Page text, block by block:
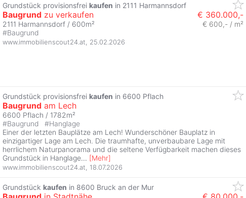
Grundstück provisionsfrei kaufen in 2111 Harmannsdorf
Baugrund zu verkaufen € 360.000,-
2111 Harmannsdorf / 600m²
€ 600,- / m²
#Baugrund
www.immobilienscout24.at 25.02.2026
Grundstück provisionsfrei kaufen in 6600 Pflach
Baugrund am Lech
6600 Pflach / 1782m²
#Baugrund #Hanglage
Einer der letzten Bauplätze am Lech! Wunderschöner Bauplatz in
einzigartiger Lage am Lech. Die traumhafte, unverbaubare Lage mit
herrlichem Naturpanorama und die seltene Verfügbarkeit machen dieses
Grundstück in Hanglage... [Mehr]
www.immobilienscout24.at 18.07.2026
Grundstück kaufen in 8600 Bruck an der Mur